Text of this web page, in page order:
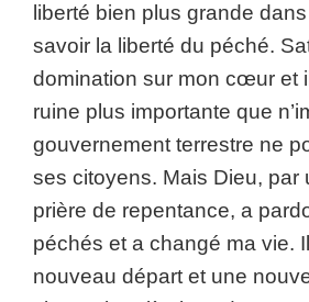
liberté bien plus grande
savoir la liberté du péché.
domination sur mon cœur et
ruine plus importante que
gouvernement terrestre ne
ses citoyens. Mais Dieu, par
prière de repentance, a
péchés et a changé ma vie.
nouveau départ et une